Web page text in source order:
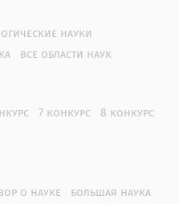
науки
все области наук
7 конкурс
8 конкурс
о науке большая наука